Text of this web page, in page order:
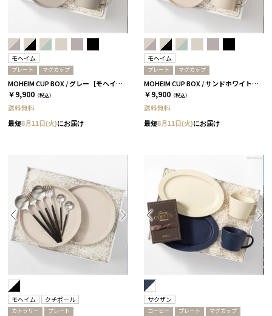
モヘイム
プレート マグカップ
MOHEIM CUP BOX / グレー［モヘイム］
￥9,900 （税込）
送料無料
最短8月11日(火)にお届け
モヘイム
プレート マグカップ
MOHEIM CUP BOX / サンドホワイト［モヘイム］
￥9,900 （税込）
送料無料
最短8月11日(火)にお届け
モヘイム クチポール
カトラリー プレート
サクザン
コーヒー プレート マグカップ